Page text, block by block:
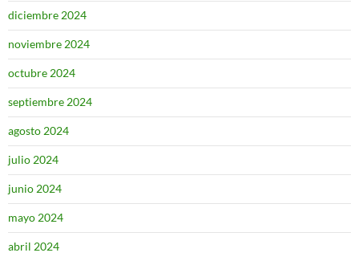
diciembre 2024
noviembre 2024
octubre 2024
septiembre 2024
agosto 2024
julio 2024
junio 2024
mayo 2024
abril 2024